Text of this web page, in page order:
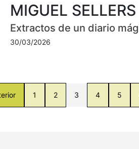
MIGUEL SELLERS
Extractos de un diario
30/03/2026
1 2 3 4 5